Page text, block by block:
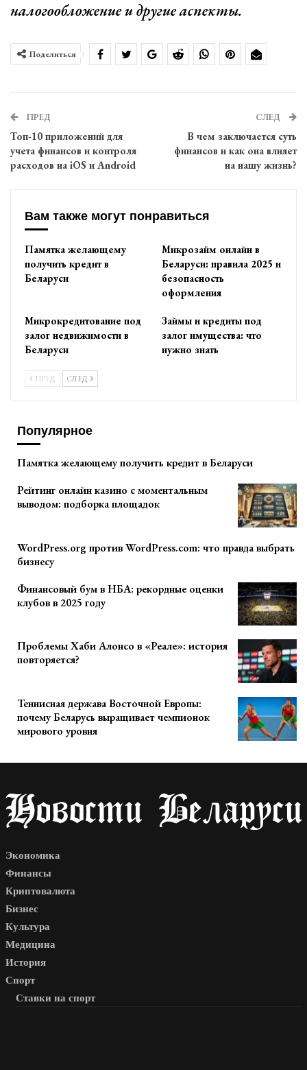
налогообложение и другие аспекты.
Поделиться
ПРЕД
Топ-10 приложений для
учета финансов и контроля
расходов на iOS и Android
СЛЕД
В чем заключается суть
финансов и как она влияет
на нашу жизнь?
Вам также могут понравиться
Памятка желающему
получить кредит в
Беларуси
Микрозайм онлайн в
Беларуси: правила 2025 и
безопасность
оформления
Микрокредитование под
залог недвижимости в
Беларуси
Займы и кредиты под
залог имущества: что
нужно знать
ПРЕД СЛЕД
Популярное
Памятка желающему получить кредит в Беларуси
Рейтинг онлайн казино с моментальным
выводом: подборка площадок
WordPress.org против WordPress.com: что правда выбрать
бизнесу
Финансовый бум в НБА: рекордные оценки
клубов в 2025 году
Проблемы Хаби Алонсо в «Реале»: история
повторяется?
Теннисная держава Восточной Европы:
почему Беларусь выращивает чемпионок
мирового уровня
Экономика
Финансы
Криптовалюта
Бизнес
Культура
Медицина
История
Спорт
Ставки на спорт